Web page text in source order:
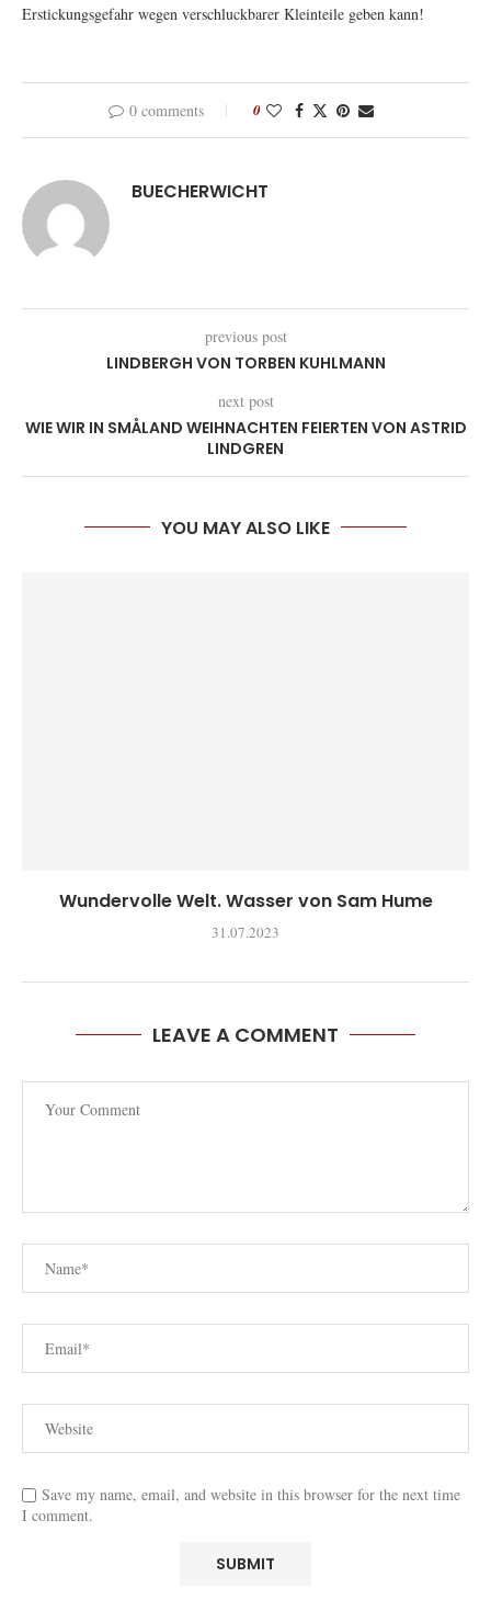
Erstickungsgefahr wegen verschluckbarer Kleinteile geben kann!
0 comments 0
BUECHERWICHT
previous post
LINDBERGH VON TORBEN KUHLMANN
next post
WIE WIR IN SMÅLAND WEIHNACHTEN FEIERTEN VON ASTRID
LINDGREN
YOU MAY ALSO LIKE
Wundervolle Welt. Wasser von Sam Hume
31.07.2023
LEAVE A COMMENT
Save my name, email, and website in this browser for the next time
I comment.